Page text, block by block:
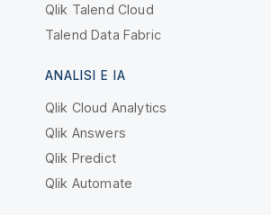
Qlik Talend Cloud
Talend Data Fabric
ANALISI E IA
Qlik Cloud Analytics
Qlik Answers
Qlik Predict
Qlik Automate